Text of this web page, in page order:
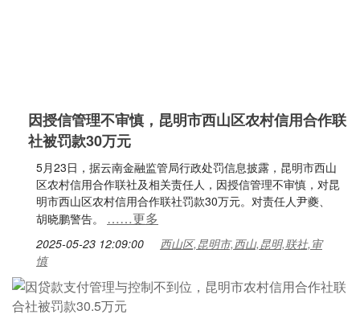
因授信管理不审慎，昆明市西山区农村信用合作联
社被罚款30万元
5月23日，据云南金融监管局行政处罚信息披露，昆明市西山
区农村信用合作联社及相关责任人，因授信管理不审慎，对昆
明市西山区农村信用合作联社罚款30万元。对责任人尹夔、
胡晓鹏警告。 ……更多
2025-05-23 12:09:00
西山区,昆明市,西山,昆明,联社,审
慎